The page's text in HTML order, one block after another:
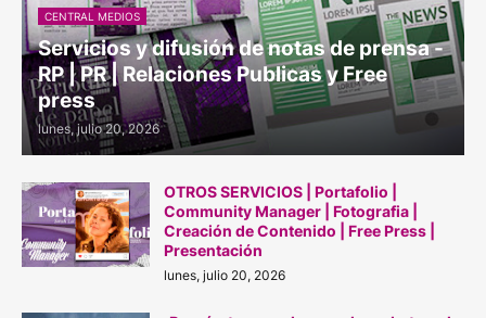
CENTRAL MEDIOS
Servicios y difusión de notas de prensa -
RP | PR | Relaciones Publicas y Free
press
lunes, julio 20, 2026
OTROS SERVICIOS | Portafolio |
Community Manager | Fotografia |
Creación de Contenido | Free Press |
Presentación
lunes, julio 20, 2026